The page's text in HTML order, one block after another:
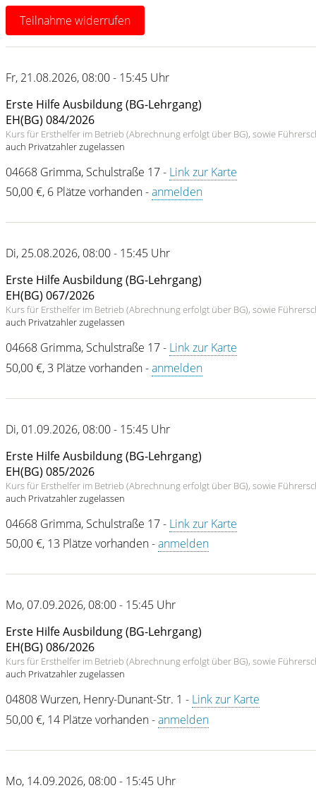
Teilnahme widerrufen
Fr, 21.08.2026, 08:00 - 15:45 Uhr
Erste Hilfe Ausbildung (BG-Lehrgang)
EH(BG) 084/2026
Kurs für Ersthelfer im Betrieb (Abrechnung erfolgt über BG), sowie
auch Privatzahler zugelassen
04668 Grimma, Schulstraße 17- Link zur Karte
50,00 €, 6 Plätze vorhanden-anmelden
Di, 25.08.2026, 08:00 - 15:45 Uhr
Erste Hilfe Ausbildung (BG-Lehrgang)
EH(BG) 067/2026
Kurs für Ersthelfer im Betrieb (Abrechnung erfolgt über BG), sowie
auch Privatzahler zugelassen
04668 Grimma, Schulstraße 17- Link zur Karte
50,00 €,3 Plätze vorhanden-anmelden
Di, 01.09.2026, 08:00 - 15:45 Uhr
Erste Hilfe Ausbildung (BG-Lehrgang)
EH(BG) 085/2026
Kurs für Ersthelfer im Betrieb (Abrechnung erfolgt über BG), sowie
auch Privatzahler zugelassen
04668 Grimma, Schulstraße 17- Link zur Karte
50,00 €, 13 Plätze vorhanden-anmelden
Mo, 07.09.2026, 08:00 - 15:45 Uhr
Erste Hilfe Ausbildung (BG-Lehrgang)
EH(BG) 086/2026
Kurs für Ersthelfer im Betrieb (Abrechnung erfolgt über BG), sowie
auch Privatzahler zugelassen
04808Wurzen, Henry-Dunant-Str. 1 - Link zur Karte
50,00 €, 14 Plätze vorhanden-anmelden
Mo, 14.09.2026, 08:00 - 15:45 Uhr